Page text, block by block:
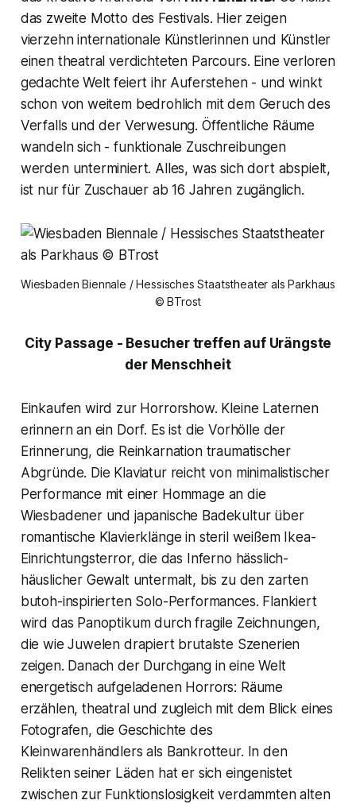
das zweite Motto des Festivals. Hier zeigen
vierzehn internationale Künstlerinnen und Künstler
einen theatral verdichteten Parcours. Eine verloren
gedachte Welt feiert ihr Auferstehen - und winkt
schon von weitem bedrohlich mit dem Geruch des
Verfalls und der Verwesung. Öffentliche Räume
wandeln sich - funktionale Zuschreibungen
werden unterminiert. Alles, was sich dort abspielt,
ist nur für Zuschauer ab 16 Jahren zugänglich.
Wiesbaden Biennale / Hessisches Staatstheater als Parkhaus
© BTrost
City Passage - Besucher treffen auf Urängste
der Menschheit
Einkaufen wird zur Horrorshow. Kleine Laternen
erinnern an ein Dorf. Es ist die Vorhölle der
Erinnerung, die Reinkarnation traumatischer
Abgründe. Die Klaviatur reicht von minimalistischer
Performance mit einer Hommage an die
Wiesbadener und japanische Badekultur über
romantische Klavierklänge in steril weißem Ikea-
Einrichtungsterror, die das Inferno hässlich-
häuslicher Gewalt untermalt, bis zu den zarten
butoh-inspirierten Solo-Performances. Flankiert
wird das Panoptikum durch fragile Zeichnungen,
die wie Juwelen drapiert brutalste Szenerien
zeigen. Danach der Durchgang in eine Welt
energetisch aufgeladenen Horrors: Räume
erzählen, theatral und zugleich mit dem Blick eines
Fotografen, die Geschichte des
Kleinwarenhändlers als Bankrotteur. In den
Relikten seiner Läden hat er sich eingenistet
zwischen zur Funktionslosigkeit verdammten alten